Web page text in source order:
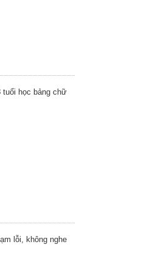
tuổi học bảng chữ
lỗi, không nghe